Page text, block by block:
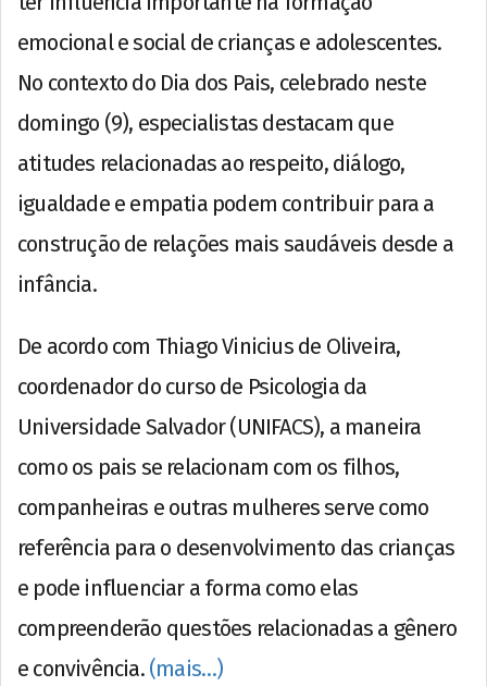
emocional e social de crianças e adolescentes.
No contexto do Dia dos Pais, celebrado neste
domingo (9), especialistas destacam que
atitudes relacionadas ao respeito, diálogo,
igualdade e empatia podem contribuir para a
construção de relações mais saudáveis desde a
infância.
De acordo com Thiago Vinicius de Oliveira,
coordenador do curso de Psicologia da
Universidade Salvador (UNIFACS), a maneira
como os pais se relacionam com os filhos,
companheiras e outras mulheres serve como
referência para o desenvolvimento das crianças
e pode influenciar a forma como elas
compreenderão questões relacionadas a gênero
e convivência. (mais…)